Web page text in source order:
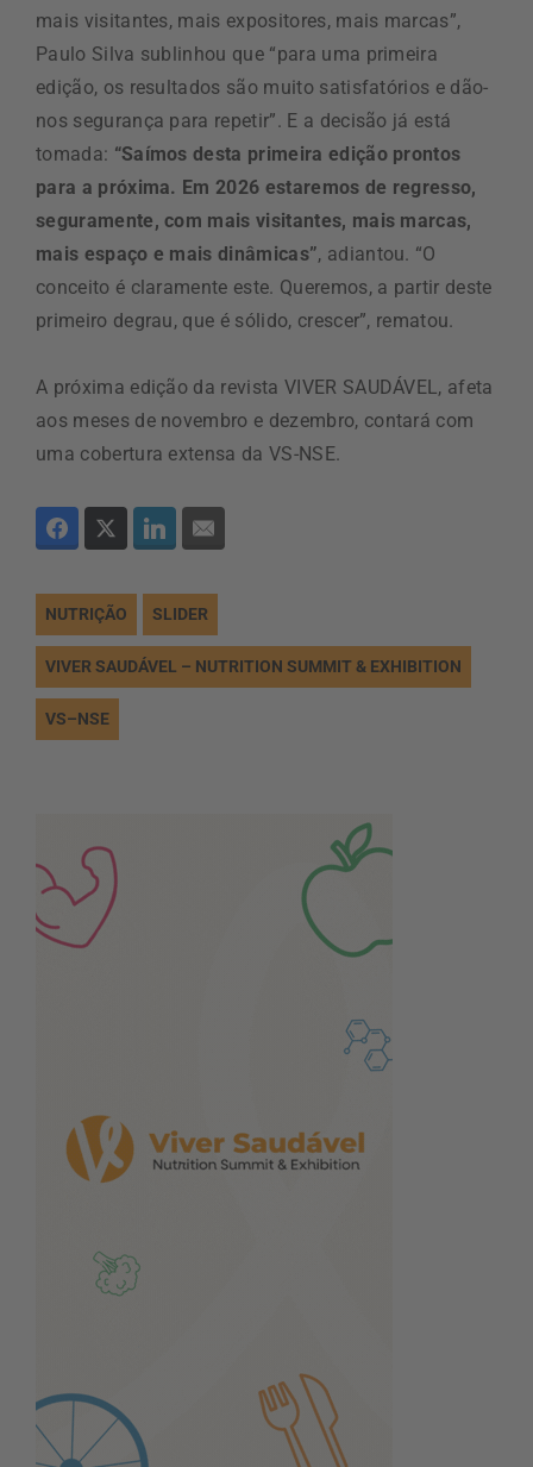
mais visitantes, mais expositores, mais marcas”,
Paulo Silva sublinhou que “para uma primeira
edição, os resultados são muito satisfatórios e dão-
nos segurança para repetir”. E a decisão já está
tomada: “Saímos desta primeira edição prontos
para a próxima. Em 2026 estaremos de regresso,
seguramente, com mais visitantes, mais marcas,
mais espaço e mais dinâmicas”, adiantou. “O
conceito é claramente este. Queremos, a partir deste
primeiro degrau, que é sólido, crescer”, rematou.
A próxima edição da revista VIVER SAUDÁVEL, afeta
aos meses de novembro e dezembro, contará com
uma cobertura extensa da VS-NSE.
NUTRIÇÃO SLIDER
VIVER SAUDÁVEL – NUTRITION SUMMIT & EXHIBITION
VS–NSE